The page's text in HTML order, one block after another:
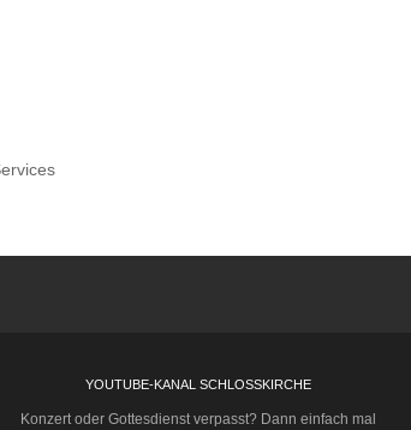
YOUTUBE-KANAL SCHLOSSKIRCHE
Konzert oder Gottesdienst verpasst? Dann einfach mal